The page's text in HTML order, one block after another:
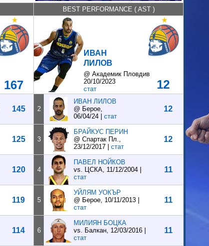
BEST PERFORMANCE ( AST )
167
ИВАН
ЛИЛОВ
@ Академик Пловдив
20/10/2023
стат
12
145 2
ИВАН ЛИЛОВ
@ Берое,
06/04/24
стат
12
125 3
БРАЙКУС ПЕРИН
@ Спартак Пл.,
23/12/2017
стат
12
120 4
ПАВЕЛ НОЙКОВ
vs. ЦСКА, 11/12/2004 |
стат
11
119 5
УЙЛЯМ УОКЪР
@ Берое, 10/11/2013 |
стат
11
114 6
МИЛИЯН БОЦКА
vs. Балкан, 12/03/2016 |
стат
11